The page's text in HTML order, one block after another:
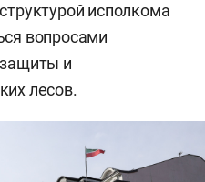
исполкома
вопросами
и
лесов.